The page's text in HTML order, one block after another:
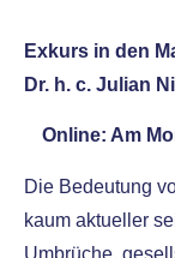
Exkurs in den
Dr. h. c. Julian
Online: Am
Die Bedeutung
kaum aktu­el­ler
Umbrüche,